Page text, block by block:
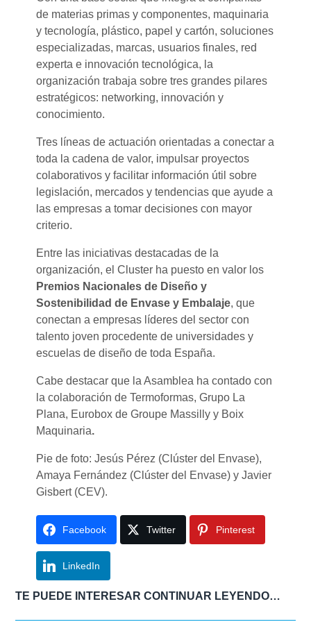
de materias primas y componentes, maquinaria
y tecnología, plástico, papel y cartón, soluciones
especializadas, marcas, usuarios finales, red
experta e innovación tecnológica, la
organización trabaja sobre tres grandes pilares
estratégicos: networking, innovación y
conocimiento.
Tres líneas de actuación orientadas a conectar a
toda la cadena de valor, impulsar proyectos
colaborativos y facilitar información útil sobre
legislación, mercados y tendencias que ayude a
las empresas a tomar decisiones con mayor
criterio.
Entre las iniciativas destacadas de la
organización, el Cluster ha puesto en valor los
Premios Nacionales de Diseño y
Sostenibilidad de Envase y Embalaje, que
conectan a empresas líderes del sector con
talento joven procedente de universidades y
escuelas de diseño de toda España.
Cabe destacar que la Asamblea ha contado con
la colaboración de Termoformas, Grupo La
Plana, Eurobox de Groupe Massilly y Boix
Maquinaria.
Pie de foto: Jesús Pérez (Clúster del Envase),
Amaya Fernández (Clúster del Envase) y Javier
Gisbert (CEV).
Facebook Twitter Pinterest
LinkedIn
TE PUEDE INTERESAR CONTINUAR LEYENDO…